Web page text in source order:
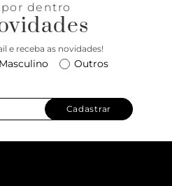
dentro
e receba as novidades!
Masculino Outros
Cadastrar